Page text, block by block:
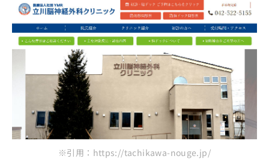
※引用：https://tachikawa-nouge.jp/